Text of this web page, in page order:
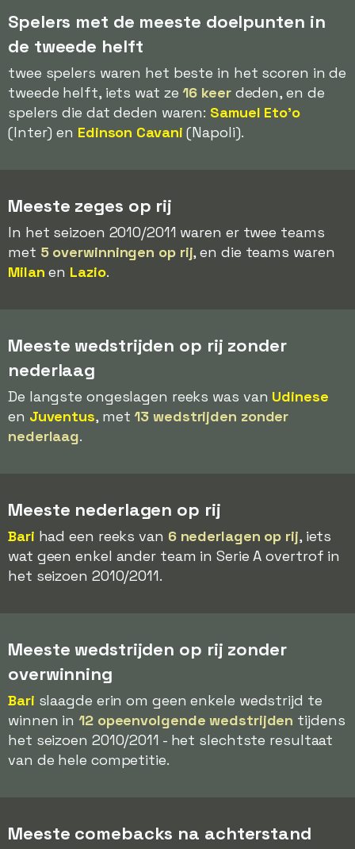
Spelers met de meeste doelpunten in
de tweede helft
twee spelers waren het beste in het scoren in de
tweede helft, iets wat ze16 keerdeden, en de
spelers die dat deden waren: Samuel Eto'o
(Inter) en Edinson Cavani (Napoli).
Meeste zeges op rij
In het seizoen 2010/2011 waren er twee teams
met 5 overwinningen op rij, en die teams waren
Milan en Lazio.
Meeste wedstrijden op rij zonder
nederlaag
De langste ongeslagen reeks was van Udinese
en Juventus, met13 wedstrijden zonder
nederlaag.
Meeste nederlagen op rij
Bari had een reeks van 6 nederlagen op rij, iets
wat geen enkel ander team in Serie A overtrof in
het seizoen 2010/2011.
Meeste wedstrijden op rij zonder
overwinning
Bari slaagde erin om geen enkele wedstrijd te
winnen in12 opeenvolgende wedstrijden tijdens
het seizoen 2010/2011 - het slechtste resultaat
van de hele competitie.
Meeste comebacks na achterstand